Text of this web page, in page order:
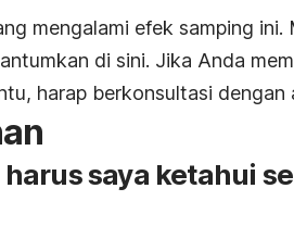
mengalami efek samping
di sini. Jika Anda
harap berkonsultasi
saya ketahui